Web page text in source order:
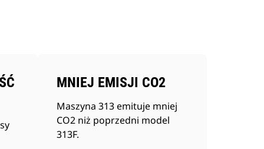
MNIEJ EMISJI CO2
Maszyna 313 emituje mniej
CO2 niż poprzedni model
313F.